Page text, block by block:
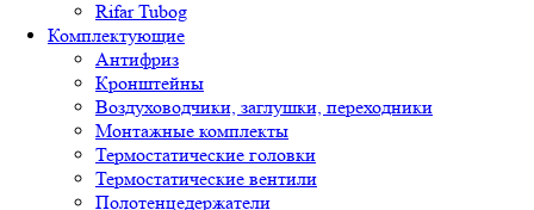
Rifar Tubog
Комплектующие
Антифриз
Кронштейны
Воздуховодчики, заглушки, переходники
Монтажные комплекты
Термостатические головки
Термостатические вентили
Полотенцедержатели